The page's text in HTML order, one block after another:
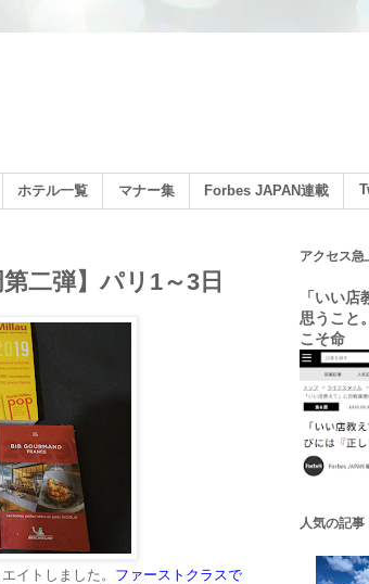
ホテル一覧 マナー集 Forbes JAPAN連載
二弾】パリ1～3日
イトしました。 ファーストクラスで
アクセス急
「いい
思うこと
こそ命
人気の記事